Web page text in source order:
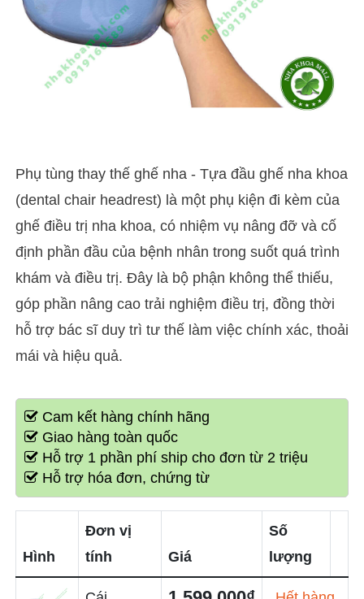
Phụ tùng thay thế ghế nha - Tựa đầu ghế nha khoa
(dental chair headrest) là một phụ kiện đi kèm của
ghế điều trị nha khoa, có nhiệm vụ nâng đỡ và cố
định phần đầu của bệnh nhân trong suốt quá trình
khám và điều trị. Đây là bộ phận không thể thiếu,
góp phần nâng cao trải nghiệm điều trị, đồng thời
hỗ trợ bác sĩ duy trì tư thế làm việc chính xác, thoải
mái và hiệu quả.
Cam kết hàng chính hãng
Giao hàng toàn quốc
Hỗ trợ 1 phần phí ship cho đơn từ 2 triệu
Hỗ trợ hóa đơn, chứng từ
Hình
Đơn vị
tính
Giá
Số
lượng